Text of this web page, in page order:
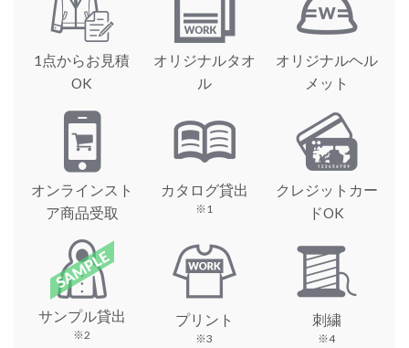
1点からお見積
OK
オリジナルタオ
ル
オリジナルヘル
メット
オンラインスト
ア商品受取
カタログ貸出
※1
クレジットカー
ドOK
サンプル貸出
※2
プリント
※3
刺繍
※4